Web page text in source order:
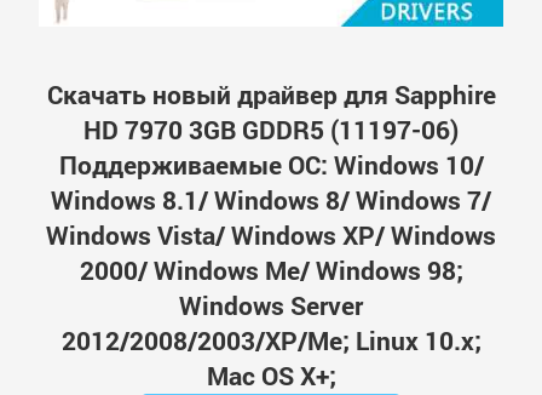
Скачать новый драйвер для Sapphire
HD 7970 3GB GDDR5 (11197-06)
Поддерживаемые ОС: Windows 10/
Windows 8.1/ Windows 8/ Windows 7/
Windows Vista/ Windows XP/ Windows
2000/ Windows Me/ Windows 98;
Windows Server
2012/2008/2003/XP/Me; Linux 10.x;
Mac OS X+;